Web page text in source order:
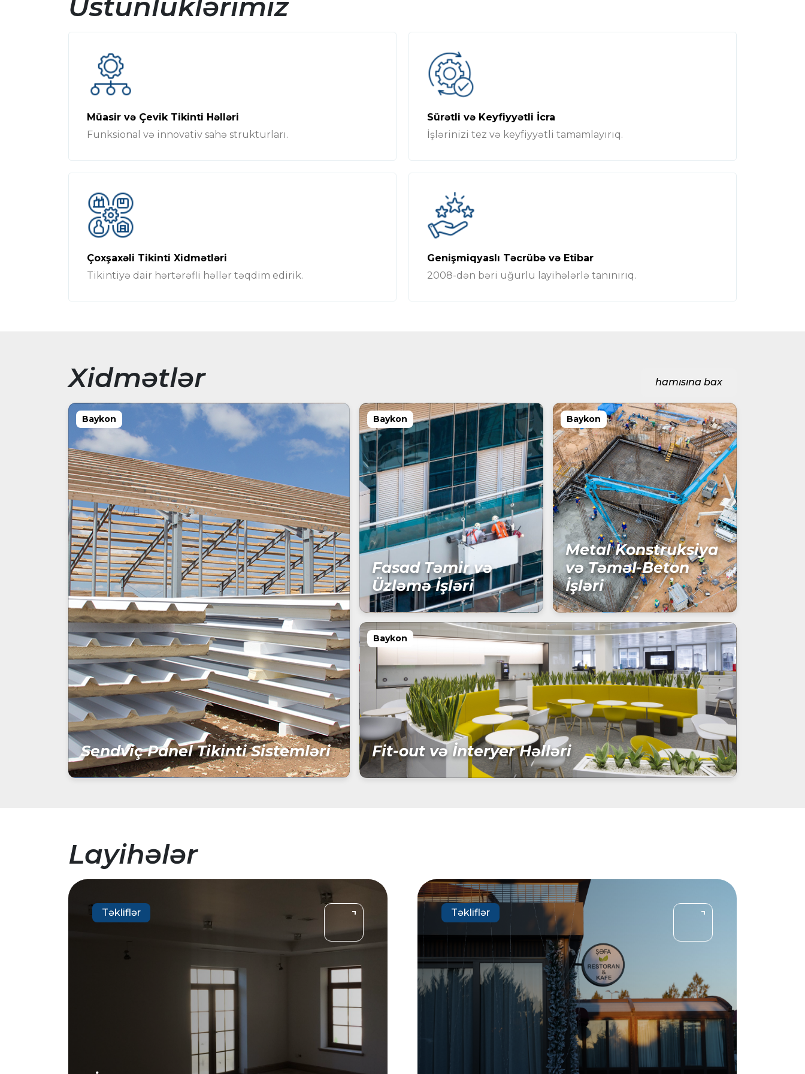
Müasir və Çevik Tikinti Həlləri
Funksional və innovativ sahə strukturları.
Sürətli və Keyfiyyətli İcra
İşlərinizi tez və keyfiyyətli tamamlayırıq.
Çoxşaxəli Tikinti Xidmətləri
Tikintiyə dair hərtərəfli həllər təqdim edirik.
Genişmiqyaslı Təcrübə və Etibar
2008-dən bəri uğurlu layihələrlə tanınırıq.
Xidmətlər hamısına bax
Baykon
Sendviç Panel Tikinti Sistemləri
Baykon
Fasad Təmir və
Üzləmə İşləri
Baykon
Metal Konstruksiya
və Təməl-Beton
İşləri
Baykon
Fit-out və İnteryer Həlləri
Layihələr
Təkliflər Təkliflər